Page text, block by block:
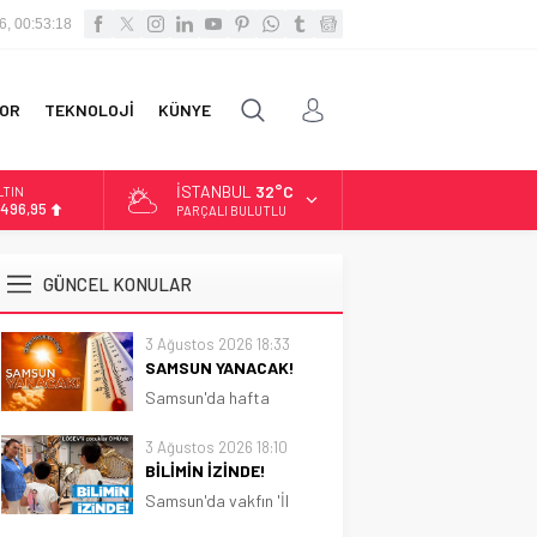
00:53:19
TEKNOLOJİ KÜNYE
İSTANBUL 32°C
PARÇALI BULUTLU
GÜNCEL KONULAR
3 Ağustos 2026 18:33
SAMSUN YANACAK!
Samsun'da hafta
hava etkili olacak.
Sıcaklık 31 dereceye
kadar çıkacak
3 Ağustos 2026 18:10
BİLİMİN İZİNDE!
Samsun'da vakfın 'İl